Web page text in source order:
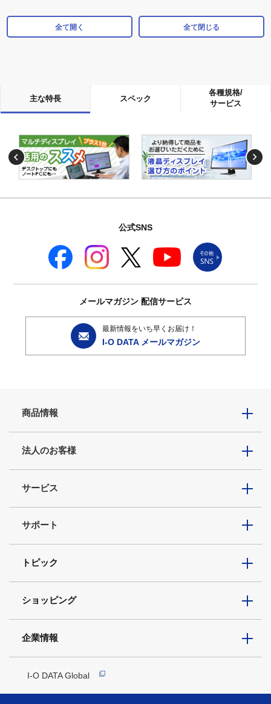
全て開く 全て閉じる
主な特長 スペック
各種規格/
サービス
公式SNS
メールマガジン 配信サービス
最新情報をいち早くお届け！
I-O DATA メールマガジン
商品情報
法人のお客様
サービス
サポート
トピック
ショッピング
企業情報
I-O DATA Global